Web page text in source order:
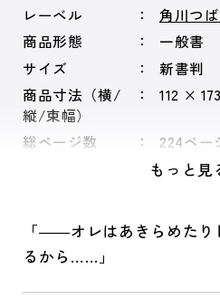
レーベル
角川つ
商品形態
一般書
サイズ
新書判
商品寸法（横/
縦/束幅）
112 ×
総ページ数 224ペー
もっと見
「――オレはあきらめたり
るから……」